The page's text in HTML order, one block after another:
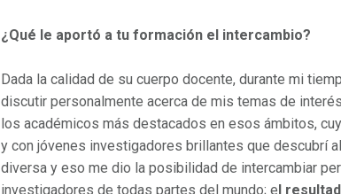
¿Qué le aportó a tu formación el intercambio?
Dada la calidad de su cuerpo docente, durante mi
discutir personalmente acerca de mis temas de
los académicos más destacados en esos ámbitos,
y con jóvenes investigadores brillantes que descubrí
diversa y eso me dio la posibilidad de intercambiar
investigadores de todas partes del mundo; el